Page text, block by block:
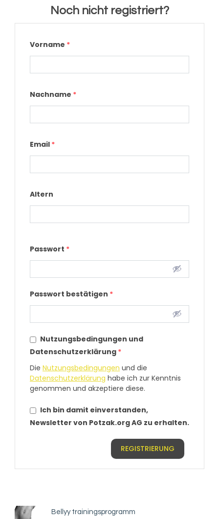
Noch nicht registriert?
Vorname *
Nachname *
Email *
Altern
Passwort *
Passwort bestätigen *
Nutzungsbedingungen und
Datenschutzerklärung *
Die Nutzungsbedingungen und die
Datenschutzerklärung habe ich zur Kenntnis
genommen und akzeptiere diese.
Ich bin damit einverstanden,
Newsletter von Potzak.org AG zu erhalten.
REGISTRIERUNG
Bellyy trainingsprogramm